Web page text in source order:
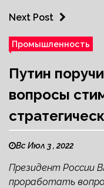
Next Post
Промышленность
Путин
вопросы
Вс Июл 3 , 2022
Президент России
проработать